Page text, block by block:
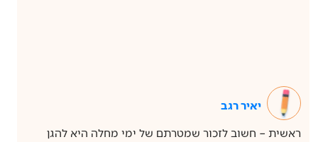
יאיר רגב
ראשית – חשוב לזכור שמטרתם של ימי מחלה היא להגן